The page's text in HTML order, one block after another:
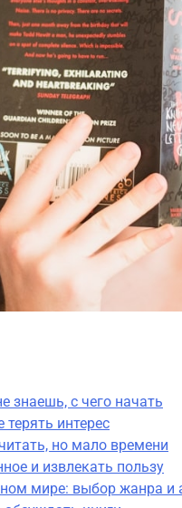
знаешь, с чего начать
терять интерес
но мало времени
и извлекать пользу
мире: выбор жанра и